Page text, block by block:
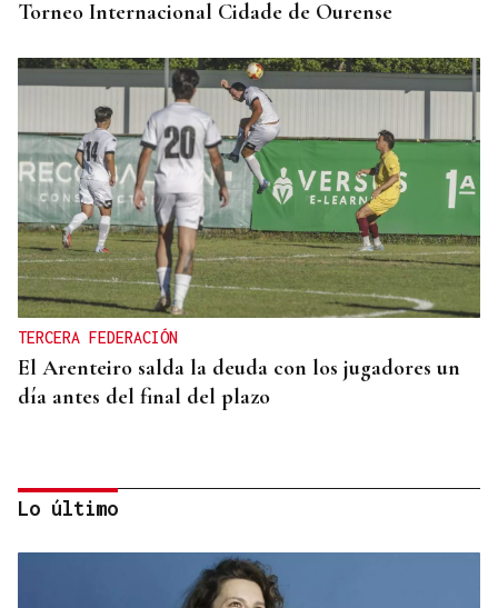
Torneo Internacional Cidade de Ourense
TERCERA FEDERACIÓN
El Arenteiro salda la deuda con los jugadores un
día antes del final del plazo
Lo último